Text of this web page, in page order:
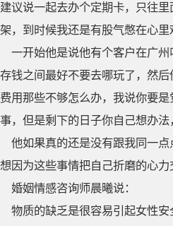
建议说一起去办个定期卡，只往
架，到时候我还是有股气憋在心里
一开始他是说他有个客户在广
存钱之间最好不要去哪玩了，然
费用那些不够怎么办，我说你要
事，但是剩下的日子你自己想办
他如果真的还是没有跟我同一
想因为这些事情把自己折磨的心
婚姻情感咨询师晨曦说：
物质的缺乏是很容易引起女性